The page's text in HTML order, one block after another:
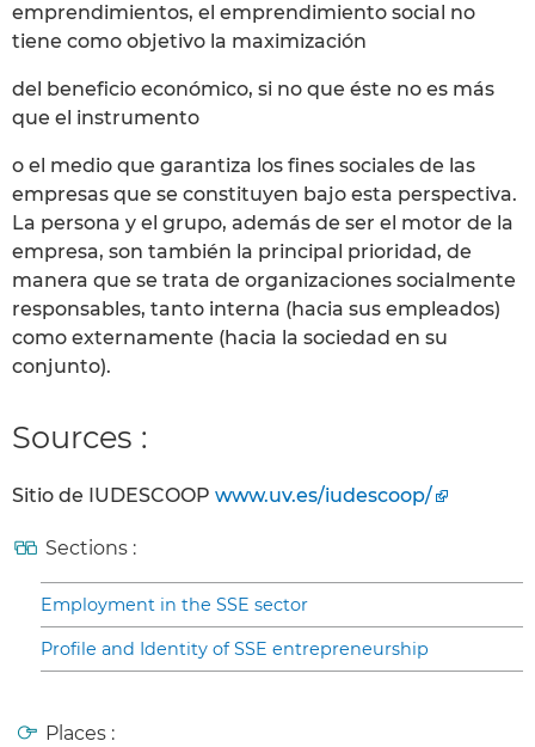
emprendimientos, el emprendimiento social no
tiene como objetivo la maximización
del beneficio económico, si no que éste no es más
que el instrumento
o el medio que garantiza los fines sociales de las
empresas que se constituyen bajo esta perspectiva.
La persona y el grupo, además de ser el motor de la
empresa, son también la principal prioridad, de
manera que se trata de organizaciones socialmente
responsables, tanto interna (hacia sus empleados)
como externamente (hacia la sociedad en su
conjunto).
Sources :
Sitio de IUDESCOOP www.uv.es/iudescoop/
Sections :
Employment in the SSE sector
Profile and Identity of SSE entrepreneurship
Places :